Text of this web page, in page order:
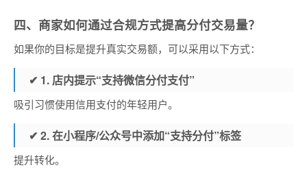
四、商家如何通过合规方式提高分付交易量？
如果你的目标是提升真实交易额，可以采用以下方式：
✔ 1. 店内提示“支持微信分付支付”
吸引习惯使用信用支付的年轻用户。
✔ 2. 在小程序/公众号中添加“支持分付”标签
提升转化。